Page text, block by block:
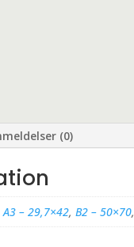
(0)
A3 – 29,7×42, B2 – 50×70,